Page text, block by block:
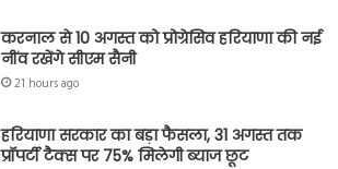
करनाल से 10 अगस्त को प्रोग्रेसिव हरियाणा की नई
नींव रखेंगे सीएम सैनी
21 hours ago
हरियाणा सरकार का बड़ा फैसला, 31 अगस्त तक
प्रॉपर्टी टैक्स पर 75% मिलेगी ब्याज छूट